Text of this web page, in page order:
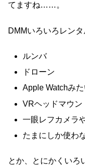
てますね……。
DMMいろいろレン
ルンバ
ドローン
Apple Watchみ
VRヘッドマウン
一眼レフカメラ
たまにしか使わ
とか、とにかくいろ